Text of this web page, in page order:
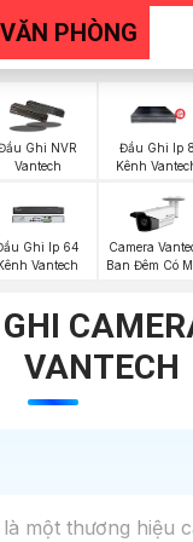
PHÒNG
Ghi NVR
Vantech
Đầu Ghi Ip 8
Kênh
Ghi Ip 64
Vantech
Camera
Ban Đêm Có
VANTECH
một thương hiệu